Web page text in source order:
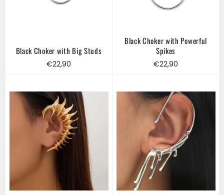
Black Choker with Big Studs
Regular
€22,90
Black Choker with Powerful
Spikes
Regular
€22,90